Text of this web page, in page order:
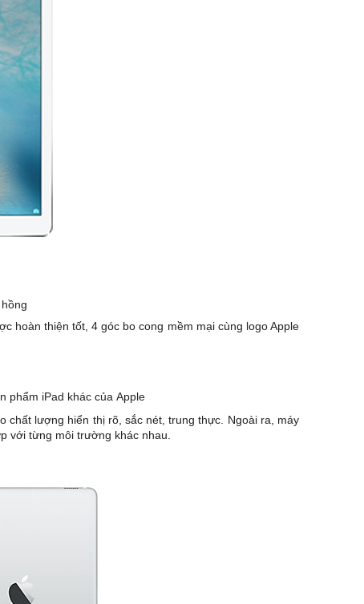
hoàn thiện tốt, 4 góc bo cong mềm mại cùng logo Apple
phẩm iPad khác của Apple
chất lượng hiển thị rõ, sắc nét, trung thực. Ngoài ra, máy
với từng môi trường khác nhau.